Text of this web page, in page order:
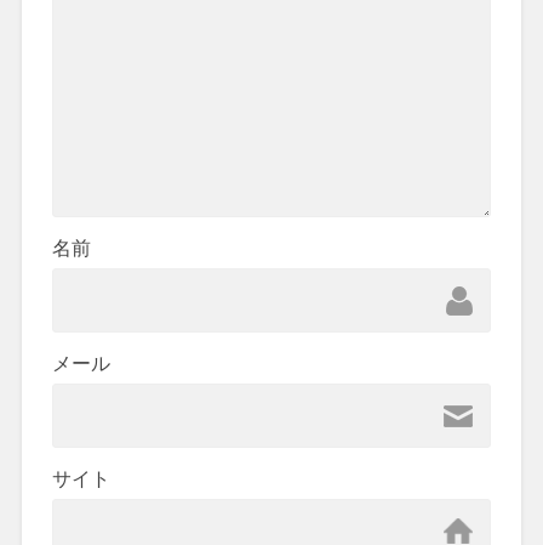
名前
メール
サイト